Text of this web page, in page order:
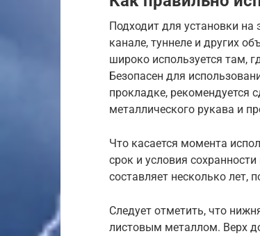
Подходит для установки
канале, туннеле и других
широко используется там,
Безопасен для
прокладке, рекомендуется
металлического рукава и
Что касается момента
срок и условия
составляет несколько лет,
Следует отметить, что
листовым металлом. Верх